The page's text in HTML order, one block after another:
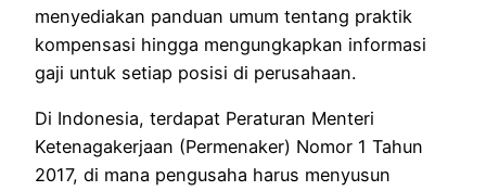
menyediakan panduan umum tentang praktik
kompensasi hingga mengungkapkan informasi
gaji untuk setiap posisi di perusahaan.
Di Indonesia, terdapat Peraturan Menteri
Ketenagakerjaan (Permenaker) Nomor 1 Tahun
2017, di mana pengusaha harus menyusun